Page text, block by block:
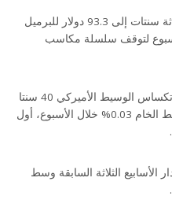
وانخفضت العقود الآجلة لخام برنت ثلاثة سنتات إلى 93.3 دولار للبرميل
0.3% خلال الأسبوع لتوقف سلسلة مكاسب
فيما ارتفعت العقود الآجلة لخام غرب تكساس الوسيط الأميركي 40 سنتا
أو 0.5% إلى 90.03 دولار للبرميل. وهبط الخام 0.03% خلال الأسبوع، أول
من 10% على مدار الأسابيع الثلاثة السابقة وسط